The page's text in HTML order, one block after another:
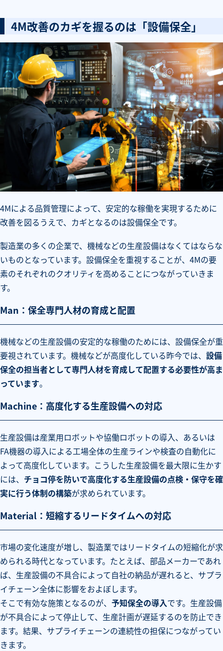
4M改善のカギを握るのは「設備保全」
4Mによる品質管理によって、安定的な稼働を実現するために
改善を図るうえで、カギとなるのは設備保全です。
製造業の多くの企業で、機械などの生産設備はなくてはならな
いものとなっています。設備保全を重視することが、4Mの要
素のそれぞれのクオリティを高めることにつながっていきま
す。
Man：保全専門人材の育成と配置
機械などの生産設備の安定的な稼働のためには、設備保全が重
要視されています。機械などが高度化している昨今では、 設備
保全の担当者として専門人材を育成して配置する必要性が高ま
っています。
Machine：高度化する生産設備への対応
生産設備は産業用ロボットや協働ロボットの導入、あるいは
FA機器の導入による工場全体の生産ラインや検査の自動化に
よって高度化しています。こうした生産設備を最大限に生かす
には、 チョコ停を防いで高度化する生産設備の点検・保守を確
実に行う体制の構築が求められています。
Material：短縮するリードタイムへの対応
市場の変化速度が増し、製造業ではリードタイムの短縮化が求
められる時代となっています。たとえば、部品メーカーであれ
ば、生産設備の不具合によって自社の納品が遅れると、サプラ
イチェーン全体に影響をおよぼします。
そこで有効な施策となるのが、 予知保全の導入です。生産設備
が不具合によって停止して、生産計画が遅延するのを防止でき
ます。結果、サプライチェーンの連続性の担保につながってい
きます。